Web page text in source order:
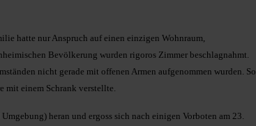
hatte nur Anspruch auf einen einzigen Wohnraum,
Bevölkerung wurden rigoros Zimmer beschlagnahmt.
nicht gerade mit offenen Armen aufgenommen wurden. So
mit einem Schrank verstellte.
heran und ergoss sich nach einigen Vorboten am 23.